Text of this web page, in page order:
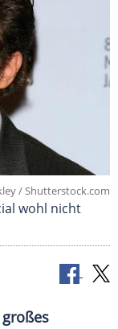
/ Shutterstock.com
wohl nicht